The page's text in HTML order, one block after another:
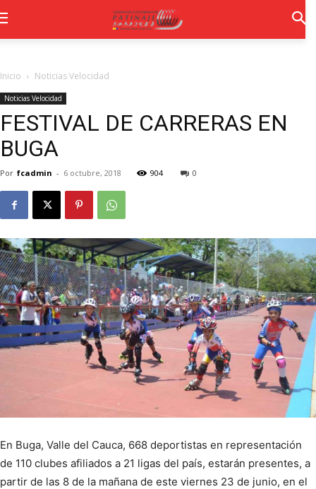
Inicio Noticias Velocidad
Noticias Velocidad
FESTIVAL DE CARRERAS EN
BUGA
Por fcadmin - 6 octubre, 2018 904 0
En Buga, Valle del Cauca, 668 deportistas en representación
de 110 clubes afiliados a 21 ligas del país, estarán presentes, a
partir de las 8 de la mañana de este viernes 23 de junio, en el